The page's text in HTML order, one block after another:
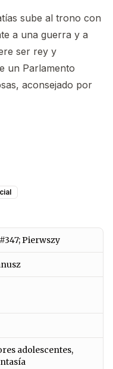
sube al trono con
a una guerra y a
ser rey y
un Parlamento
aconsejado por
Pierwszy
adolescentes,